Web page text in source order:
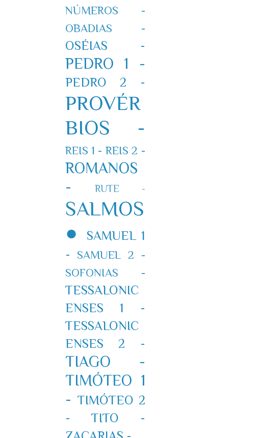
NÚMEROS -
OBADIAS -
OSÉIAS -
PEDRO 1 -
PEDRO 2 -
PROVÉR
BIOS -
REIS 1 - REIS 2 -
ROMANOS
-
RUTE -
SALMOS
●
SAMUEL 1
-
SAMUEL 2 -
SOFONIAS -
TESSALONIC
ENSES 1 -
TESSALONIC
ENSES 2 -
TIAGO -
TIMÓTEO 1
- TIMÓTEO 2
-
TITO -